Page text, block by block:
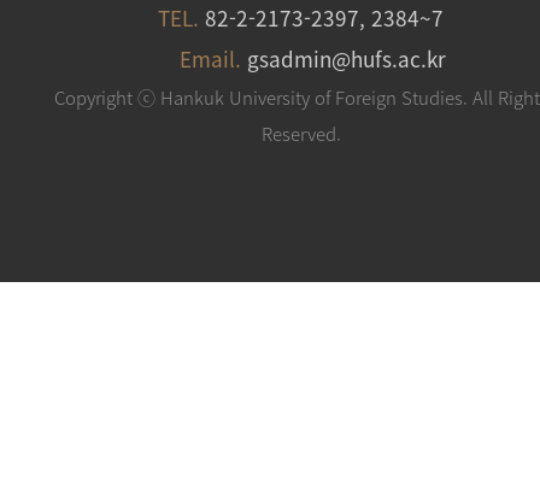
TEL. 82-2-2173-2397, 2384~7
Email. gsadmin@hufs.ac.kr
Copyright ⓒ Hankuk University of Foreign Studies. All
Reserved.